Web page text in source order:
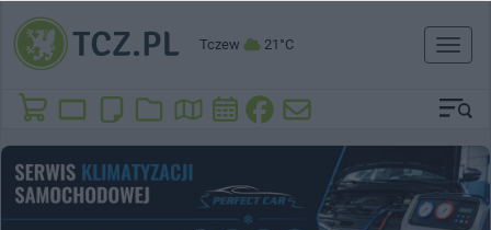
Tczew 21°C
Toggle